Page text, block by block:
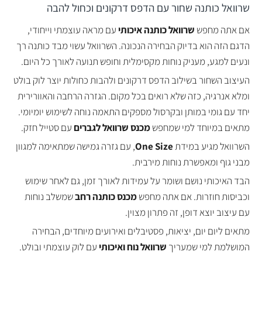
שרוואל כותנה שחור עם הדפס דרקונים וכחול להבה
אם אתה מחפש שרוואל כותנה איכותי עם מראה עוצמתי וייחודי,
הדגם הזה הוא בדיוק הבחירה הנכונה. השרוואל עשוי מבד כותנה רך
ונעים למגע, מעניק נוחות מקסימלית וחופש תנועה לאורך כל היום.
העיצוב השחור בשילוב הדפס דרקונים ולהבות כחולות יוצר לוק בולט
ומלא אנרגיה, כזה שלא רואים בכל מקום. הגזרה הרחבה והאוורירית
יחד עם גומי במותן ובקרסול מספקים התאמה נוחה לשימוש יומיומי.
מתאים במיוחד למי שמחפשמכנס שרוואל לגבריםעם סטייל חזק.
השרוואל מגיע במידתOne Size, עם גזרה גמישה שמתאימה למגוון
מבני גוף ומאפשרת נוחות מירבית.
הבד האיכותי נושם ושומר על עמידות לאורך זמן, גם לאחר שימוש
וכביסות חוזרות. אם אתה מחפשמכנס כותנה רחבשמשלב נוחות
עם עיצוב יוצא דופן, זה פתרון מצוין.
מתאים ליום יום, יציאות, פסטיבלים ואירועים מיוחדים, הבחירה
המושלמת למי שמעריך שרוואל נוח ואיכותי עם לוק עוצמתי ובולט.